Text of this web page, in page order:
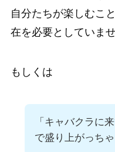
自分たちが楽しむこ
在を必要としていま
もしくは
「キャバクラに
で盛り上がっち